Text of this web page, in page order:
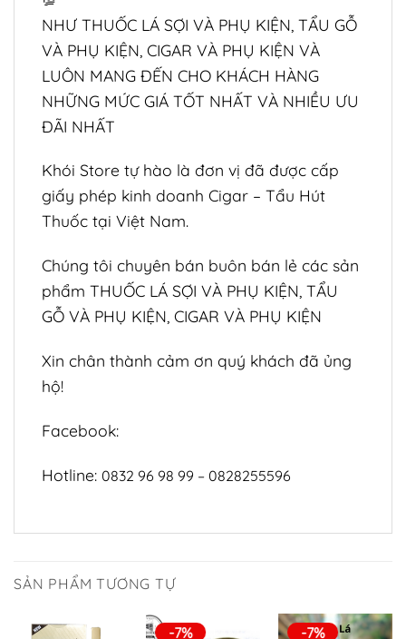
NHƯ THUỐC LÁ SỢI VÀ PHỤ KIỆN, TẨU GỖ
VÀ PHỤ KIỆN, CIGAR VÀ PHỤ KIỆN VÀ
LUÔN MANG ĐẾN CHO KHÁCH HÀNG
NHỮNG MỨC GIÁ TỐT NHẤT VÀ NHIỀU ƯU
ĐÃI NHẤT
Khói Store tự hào là đơn vị đã được cấp
giấy phép kinh doanh Cigar – Tẩu Hút
Thuốc tại Việt Nam.
Chúng tôi chuyên bán buôn bán lẻ các sản
phẩm THUỐC LÁ SỢI VÀ PHỤ KIỆN, TẨU
GỖ VÀ PHỤ KIỆN, CIGAR VÀ PHỤ KIỆN
Xin chân thành cảm ơn quý khách đã ủng
hộ!
Facebook:
Hotline: 0832 96 98 99 – 0828255596
SẢN PHẨM TƯƠNG TỰ
-7% -7%